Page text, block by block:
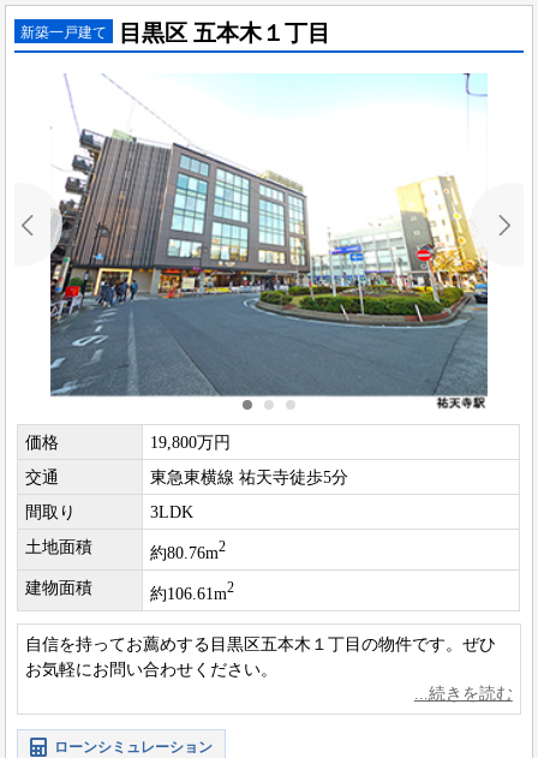
新築一戸建て 目黒区 五本木１丁目
価格
19,800万円
交通
東急東横線 祐天寺徒歩5分
間取り
3LDK
土地面積
約80.76m2
建物面積 約106.61m2
自信を持ってお薦めする目黒区五本木１丁目の物件です。ぜひ
お気軽にお問い合わせください。
ローンシミュレーション